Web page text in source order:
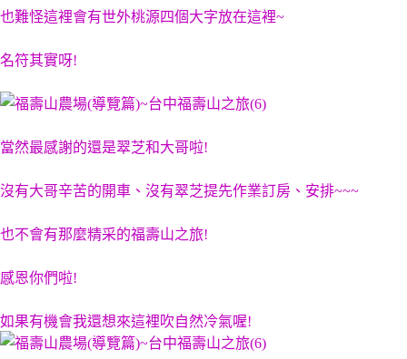
也難怪這裡會有世外桃源四個大字放在這裡~
名符其實呀!
當然最感謝的還是翠芝和大哥啦!
沒有大哥辛苦的開車、沒有翠芝提先作業訂房、安排~~~
也不會有那麼精采的福壽山之旅!
感恩你們啦!
如果有機會我還想來這裡吹自然冷氣喔!